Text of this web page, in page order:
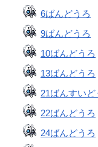
6ばんどうろ
9ばんどうろ
10ばんどうろ
13ばんどうろ
21ばんすいど
22ばんどうろ
24ばんどうろ